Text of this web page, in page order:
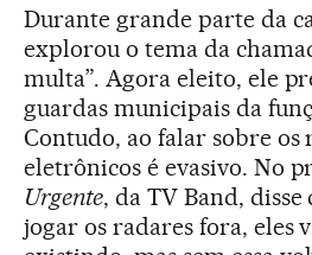
Durante grande parte da
explorou o tema da
multa”. Agora eleito, ele
guardas municipais da
Contudo, ao falar sobre os
eletrônicos é evasivo. No
Urgente, da TV Band, disse
jogar os radares fora, eles